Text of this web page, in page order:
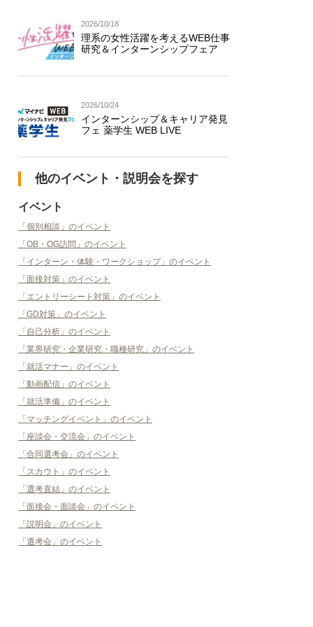
2026/10/18
理系の女性活躍を考えるWEB仕事
研究＆インターンシップフェア
2026/10/24
インターンシップ＆キャリア発見
フェ 薬学生 WEB LIVE
他のイベント・説明会を探す
イベント
「個別相談」のイベント
「OB・OG訪問」のイベント
「インターン・体験・ワークショップ」のイベント
「面接対策」のイベント
「エントリーシート対策」のイベント
「GD対策」のイベント
「自己分析」のイベント
「業界研究・企業研究・職種研究」のイベント
「就活マナー」のイベント
「動画配信」のイベント
「就活準備」のイベント
「マッチングイベント」のイベント
「座談会・交流会」のイベント
「合同選考会」のイベント
「スカウト」のイベント
「選考直結」のイベント
「面接会・面談会」のイベント
「説明会」のイベント
「選考会」のイベント